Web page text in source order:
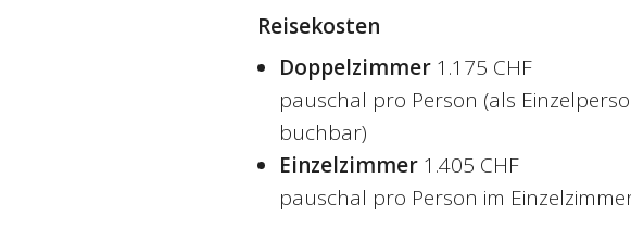
Reisekosten
Doppelzimmer 1.175 CHF
pauschal pro Person (als
buchbar)
Einzelzimmer 1.405 CHF
pauschal pro Person im